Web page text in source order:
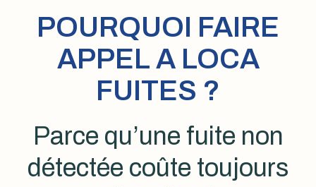
POURQUOI FAIRE
APPEL A LOCA
FUITES ?
Parce qu’une fuite non
détectée coûte toujours